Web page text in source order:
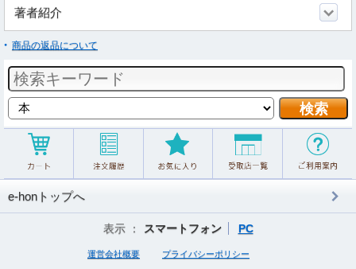
著者紹介
商品の返品について
e-honトップへ
表示 ： スマートフォン PC
運営会社概要 プライバシーポリシー